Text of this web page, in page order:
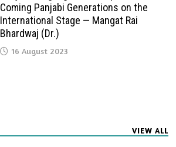
Coming Panjabi Generations on the
International Stage — Mangat Rai
Bhardwaj (Dr.)
16 August 2023
VIEW ALL